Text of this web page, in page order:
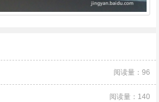
阅读量：96
阅读量：140